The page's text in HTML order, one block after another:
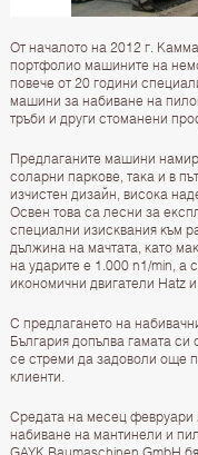
От началото на 2012 г.
портфолио машините на
повече от 20 години
машини за набиване на
тръби и други стоманени
Предлаганите машини
соларни паркове, така и в
изчистен дизайн, висока
Освен това са лесни за
специални изисквания към
дължина на мачтата, като
на ударите е 1.000 n1/min, а
икономични двигатели Hatz
С предлагането на
България допълва гамата си
се стреми да задоволи още
клиенти.
Средата на месец февруари
набиване на мантинели и